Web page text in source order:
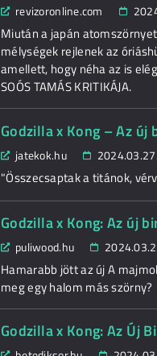
revizoronline.com
Miután a japán
mélységek rejlenek az
amellett, hogy néha az is
SOÓS TAMÁS KRITIKÁJA.
Godzilla x Kong – Az
jatekok.hu 2024.03.27.
"Összecsaptak a titánok,
Godzilla x Kong: Az új
puliwood.hu
Hamarabb jött az új A
meg egy halom más szörny?
Godzilla x Kong: Az Új